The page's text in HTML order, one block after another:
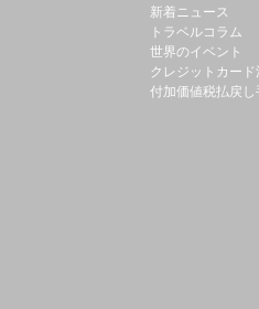
新着ニュース
トラベルコラム
世界のイベント
クレジットカー
付加価値税払戻し